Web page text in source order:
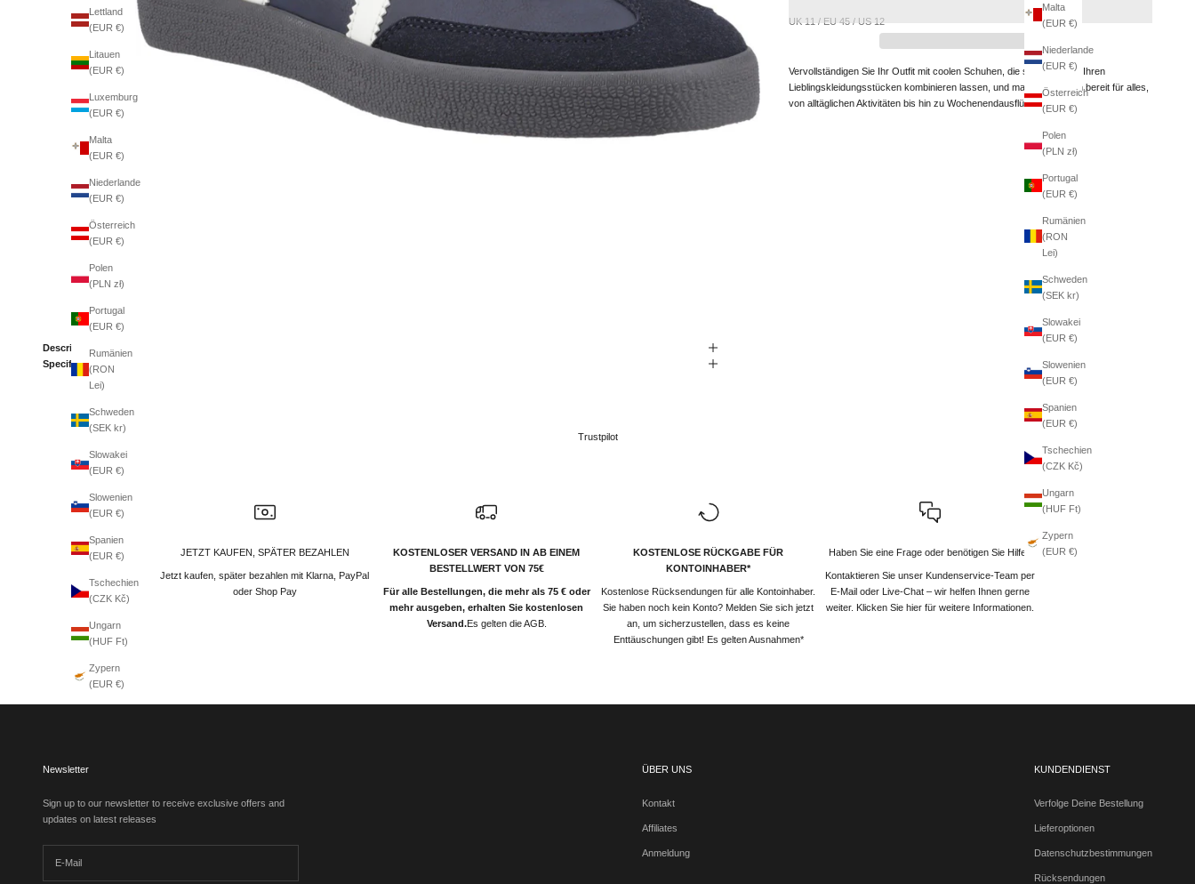
Malta
(EUR €)
Niederlande
(EUR €)
Österreich
(EUR €)
Polen
(PLN zł)
Portugal
(EUR €)
Rumänien
(RON
Lei)
Schweden
(SEK kr)
Slowakei
(EUR €)
Slowenien
(EUR €)
Spanien
(EUR €)
Tschechien
(CZK Kč)
Ungarn
(HUF Ft)
Zypern
(EUR €)
Lettland
(EUR €)
Litauen
(EUR €)
Luxemburg
(EUR €)
Malta
(EUR €)
Niederlande
(EUR €)
Österreich
(EUR €)
Polen
(PLN zł)
Portugal
(EUR €)
Rumänien
(RON
Lei)
Schweden
(SEK kr)
Slowakei
(EUR €)
Slowenien
(EUR €)
Spanien
(EUR €)
Tschechien
(CZK Kč)
Ungarn
(HUF Ft)
Zypern
(EUR €)
UK 11 / EU 45 / US 12
Vervollständigen Sie Ihr Outfit mit coolen Schuhen, die sich leicht mit Ihren
Lieblingskleidungsstücken kombinieren lassen, und machen Sie sich bereit für alles,
von alltäglichen Aktivitäten bis hin zu Wochenendausflügen.
Description
Specifications
Trustpilot
JETZT KAUFEN, SPÄTER BEZAHLEN
Jetzt kaufen, später bezahlen mit Klarna, PayPal
oder Shop Pay
KOSTENLOSER VERSAND IN AB EINEM
BESTELLWERT VON 75€
Für alle Bestellungen, die mehr als 75 € oder
mehr ausgeben, erhalten Sie kostenlosen
Versand.Es gelten die AGB.
KOSTENLOSE RÜCKGABE FÜR
KONTOINHABER*
Kostenlose Rücksendungen für alle Kontoinhaber.
Sie haben noch kein Konto? Melden Sie sich jetzt
an, um sicherzustellen, dass es keine
Enttäuschungen gibt! Es gelten Ausnahmen*
Haben Sie eine Frage oder benötigen Sie Hilfe?
Kontaktieren Sie unser Kundenservice-Team per
E-Mail oder Live-Chat – wir helfen Ihnen gerne
weiter. Klicken Sie hier für weitere Informationen.
Newsletter
Sign up to our newsletter to receive exclusive offers and
updates on latest releases
ÜBER UNS
Kontakt
Affiliates
Anmeldung
KUNDENDIENST
Verfolge Deine Bestellung
Lieferoptionen
Datenschutzbestimmungen
Rücksendungen